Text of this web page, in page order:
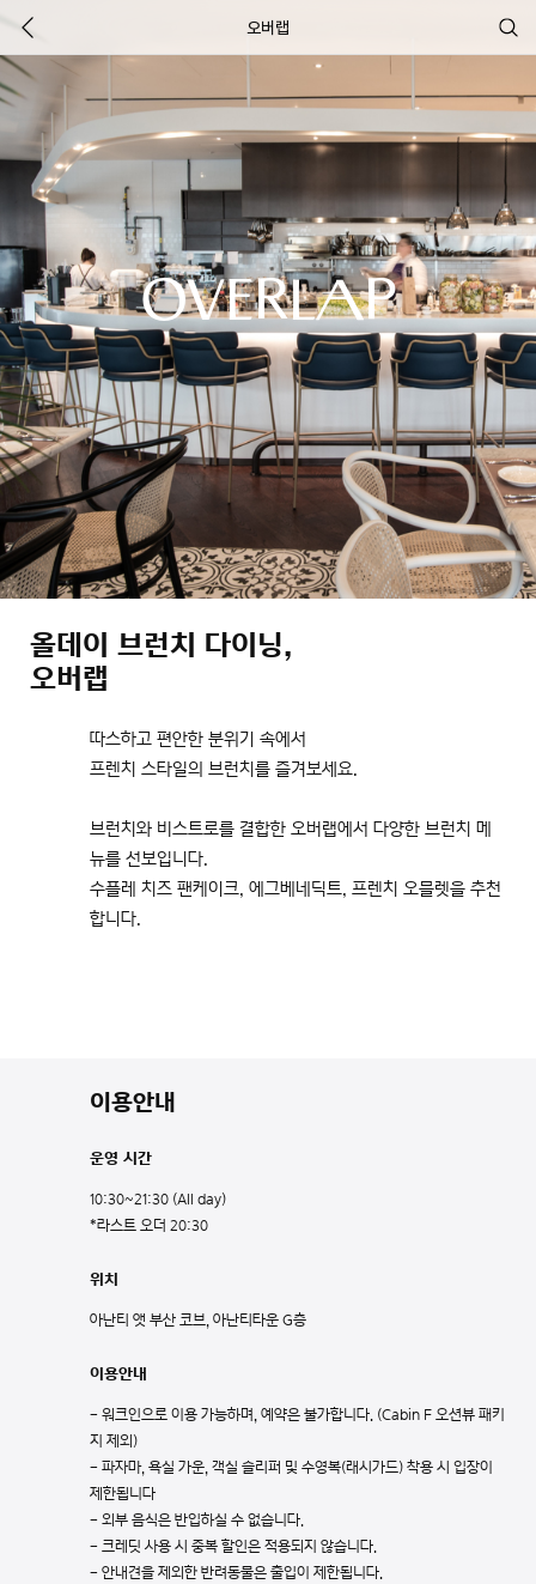
오버랩
OVERLAP
올데이 브런치 다이닝,
오버랩
따스하고 편안한 분위기 속에서
프렌치 스타일의 브런치를 즐겨보세요.
브런치와 비스트로를 결합한 오버랩에서 다양한 브런치 메
뉴를 선보입니다.
수플레 치즈 팬케이크, 에그베네딕트, 프렌치 오믈렛을 추천
합니다.
이용안내
운영 시간
10:30~21:30 (All day)
*라스트 오더 20:30
위치
아난티 앳 부산 코브, 아난티타운 G층
이용안내
- 워크인으로 이용 가능하며, 예약은 불가합니다. (Cabin F 오션뷰 패키
지 제외)
- 파자마, 욕실 가운, 객실 슬리퍼 및 수영복(래시가드) 착용 시 입장이
제한됩니다
- 외부 음식은 반입하실 수 없습니다.
- 크레딧 사용 시 중복 할인은 적용되지 않습니다.
- 안내견을 제외한 반려동물은 출입이 제한됩니다.